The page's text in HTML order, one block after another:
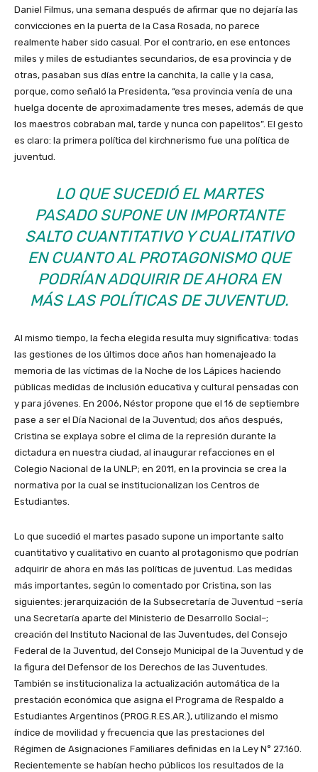
Daniel Filmus, una semana después de afirmar que no dejaría las
convicciones en la puerta de la Casa Rosada, no parece
realmente haber sido casual. Por el contrario, en ese entonces
miles y miles de estudiantes secundarios, de esa provincia y de
otras, pasaban sus días entre la canchita, la calle y la casa,
porque, como señaló la Presidenta, “esa provincia venía de una
huelga docente de aproximadamente tres meses, además de que
los maestros cobraban mal, tarde y nunca con papelitos”. El gesto
es claro: la primera política del kirchnerismo fue una política de
juventud.
LO QUE SUCEDIÓ EL MARTES
PASADO SUPONE UN IMPORTANTE
SALTO CUANTITATIVO Y CUALITATIVO
EN CUANTO AL PROTAGONISMO QUE
PODRÍAN ADQUIRIR DE AHORA EN
MÁS LAS POLÍTICAS DE JUVENTUD.
Al mismo tiempo, la fecha elegida resulta muy significativa: todas
las gestiones de los últimos doce años han homenajeado la
memoria de las víctimas de la Noche de los Lápices haciendo
públicas medidas de inclusión educativa y cultural pensadas con
y para jóvenes. En 2006, Néstor propone que el 16 de septiembre
pase a ser el Día Nacional de la Juventud; dos años después,
Cristina se explaya sobre el clima de la represión durante la
dictadura en nuestra ciudad, al inaugurar refacciones en el
Colegio Nacional de la UNLP; en 2011, en la provincia se crea la
normativa por la cual se institucionalizan los Centros de
Estudiantes.
Lo que sucedió el martes pasado supone un importante salto
cuantitativo y cualitativo en cuanto al protagonismo que podrían
adquirir de ahora en más las políticas de juventud. Las medidas
más importantes, según lo comentado por Cristina, son las
siguientes: jerarquización de la Subsecretaría de Juventud –sería
una Secretaría aparte del Ministerio de Desarrollo Social–;
creación del Instituto Nacional de las Juventudes, del Consejo
Federal de la Juventud, del Consejo Municipal de la Juventud y de
la figura del Defensor de los Derechos de las Juventudes.
También se institucionaliza la actualización automática de la
prestación económica que asigna el Programa de Respaldo a
Estudiantes Argentinos (PROG.R.ES.AR.), utilizando el mismo
índice de movilidad y frecuencia que las prestaciones del
Régimen de Asignaciones Familiares definidas en la Ley N° 27.160.
Recientemente se habían hecho públicos los resultados de la